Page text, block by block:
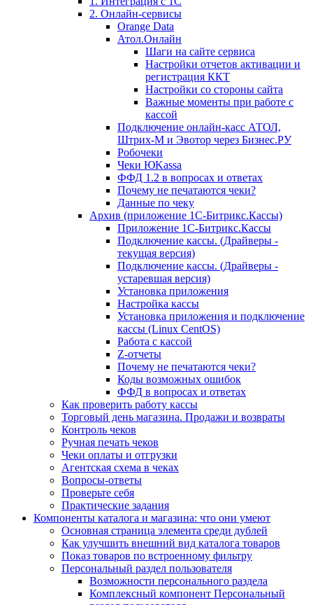
2. Онлайн-сервисы
Orange Data
Атол.Онлайн
Шаги на сайте сервиса
Настройки отчетов активации и
регистрация ККТ
Настройки со стороны сайта
Важные моменты при работе с
кассой
Подключение онлайн-касс АТОЛ,
Штрих-М и Эвотор через Бизнес.РУ
Робочеки
Чеки ЮKassa
ФФД 1.2 в вопросах и ответах
Почему не печатаются чеки?
Данные по чеку
Архив (приложение 1С-Битрикс.Кассы)
Приложение 1С-Битрикс.Кассы
Подключение кассы. (Драйверы -
текущая версия)
Подключение кассы. (Драйверы -
устаревшая версия)
Установка приложения
Настройка кассы
Установка приложения и подключение
кассы (Linux CentOS)
Работа с кассой
Z-отчеты
Почему не печатаются чеки?
Коды возможных ошибок
ФФД в вопросах и ответах
Как проверить работу кассы
Торговый день магазина. Продажи и возвраты
Контроль чеков
Ручная печать чеков
Чеки оплаты и отгрузки
Агентская схема в чеках
Вопросы-ответы
Проверьте себя
Практические задания
Компоненты каталога и магазина: что они умеют
Основная страница элемента среди дублей
Как улучшить внешний вид каталога товаров
Показ товаров по встроенному фильтру
Персональный раздел пользователя
Возможности персонального раздела
Комплексный компонент Персональный